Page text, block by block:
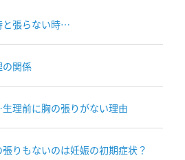
と張らない時…
の関係
理前に胸の張りがない理由
りもないのは妊娠の初期症状？